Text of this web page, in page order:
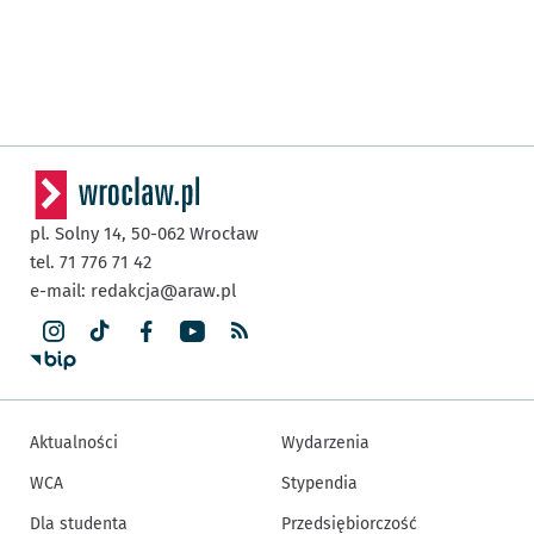
pl. Solny 14, 50-062 Wrocław
tel. 71 776 71 42
e-mail: redakcja@araw.pl
Aktualności
WCA
Dla studenta
Wydarzenia
Stypendia
Przedsiębiorczość